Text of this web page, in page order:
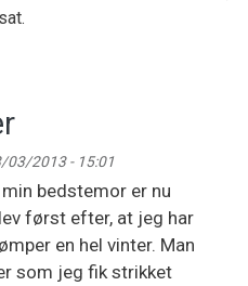
03/2013 - 15:01
bedstemor er nu
først efter, at jeg har
en hel vinter. Man
som jeg fik strikket